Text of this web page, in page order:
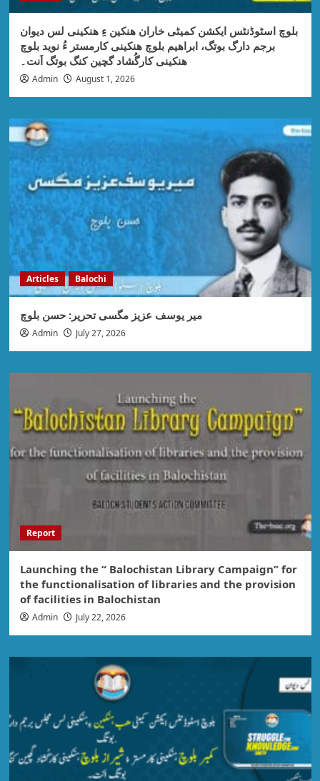
بلوچ اسٹوڈنٹس ایکشن کمیٹی خاران ھنکین ءِ ھنکینی لس دیوان
برجم دارگ بوتگ، ابراھیم بلوچ ھنکینی کارمستر ءُ نوید بلوچ
ھنکینی کارگُشاد گچین کنگ بوتگ اَنت۔
Admin August 1, 2026
Articles Balochi
میر یوسف عزیز مگسی تحریر: حسن بلوچ
Admin July 27, 2026
Report
Launching the “ Balochistan Library Campaign” for
the functionalisation of libraries and the provision
of facilities in Balochistan
Admin July 22, 2026